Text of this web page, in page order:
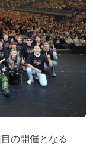
の開催となる